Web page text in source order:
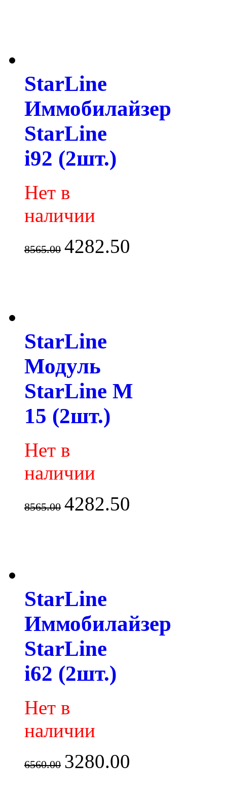
StarLine
Иммобилайзер
StarLine
i92 (2шт.)
Нет в
наличии
8565.00 4282.50
StarLine
Модуль
StarLine M
15 (2шт.)
Нет в
наличии
8565.00 4282.50
StarLine
Иммобилайзер
StarLine
i62 (2шт.)
Нет в
наличии
6560.00 3280.00